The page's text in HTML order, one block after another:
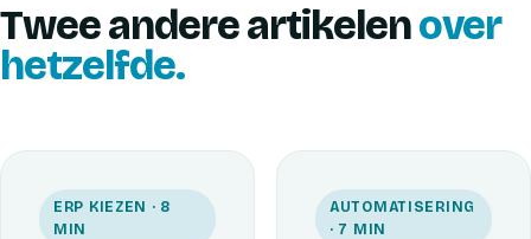
Twee andere artikelenover
hetzelfde.
ERP KIEZEN · 8
MIN
AUTOMATISERING
· 7 MIN